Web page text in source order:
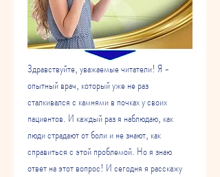
Здравствуйте, уважаемые читатели! Я -
опытный врач, который уже не раз
сталкивался с камнями в почках у своих
пациентов. И каждый раз я наблюдаю, как
люди страдают от боли и не знают, как
справиться с этой проблемой. Но я знаю
ответ на этот вопрос! И сегодня я расскажу